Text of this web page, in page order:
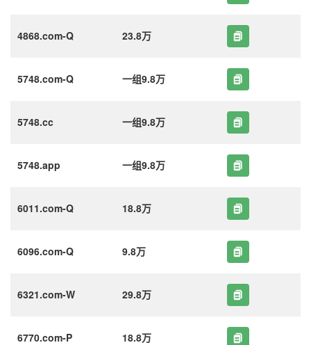
4868.com-Q 23.8万
5748.com-Q 一组9.8万
5748.cc 一组9.8万
5748.app 一组9.8万
6011.com-Q 18.8万
6096.com-Q 9.8万
6321.com-W 29.8万
6770.com-P 18.8万